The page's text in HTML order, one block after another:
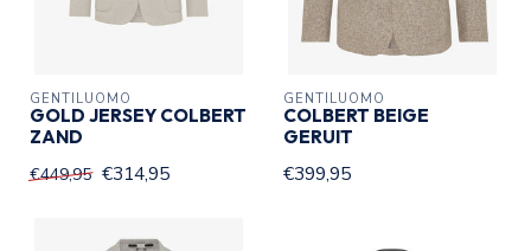
GENTILUOMO
GOLD JERSEY COLBERT
ZAND
€449,95 €314,95
GENTILUOMO
COLBERT BEIGE
GERUIT
€399,95